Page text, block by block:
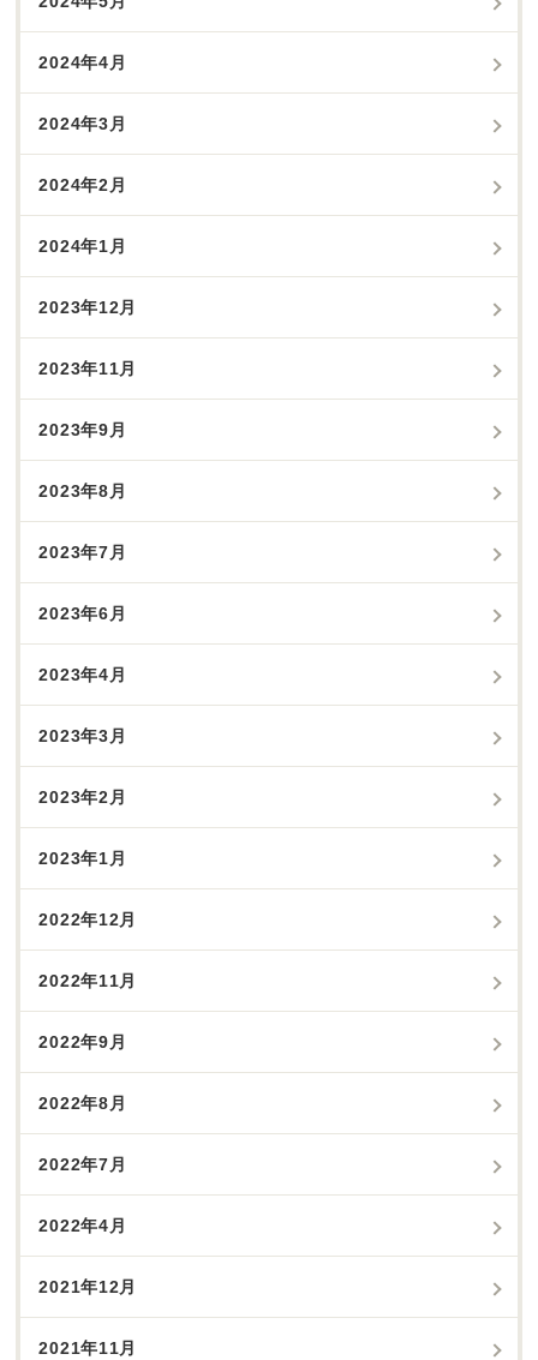
2024年4月
2024年3月
2024年2月
2024年1月
2023年12月
2023年11月
2023年9月
2023年8月
2023年7月
2023年6月
2023年4月
2023年3月
2023年2月
2023年1月
2022年12月
2022年11月
2022年9月
2022年8月
2022年7月
2022年4月
2021年12月
2021年11月